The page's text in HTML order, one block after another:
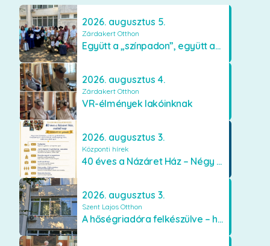
2026. augusztus 5.
Zárdakert Otthon
Együtt a „színpadon”, együtt az élményekért 🎭✨
2026. augusztus 4.
Zárdakert Otthon
VR-élmények lakóinknak
2026. augusztus 3.
Központi hírek
40 éves a Názáret Ház – Négy évtized szeretetben és gondoskodásban
2026. augusztus 3.
Szent Lajos Otthon
A hőségriadóra felkészülve – hűsítő fejlesztések a Szent Lajos Otthonban